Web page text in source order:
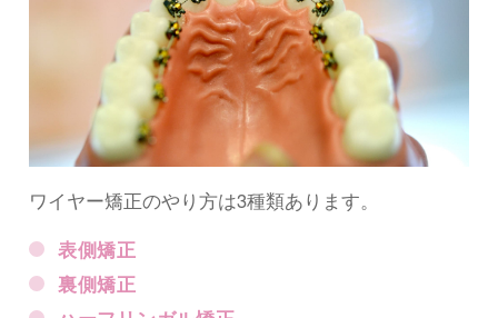
ワイヤー矯正のやり方は3種類あります。
表側矯正
裏側矯正